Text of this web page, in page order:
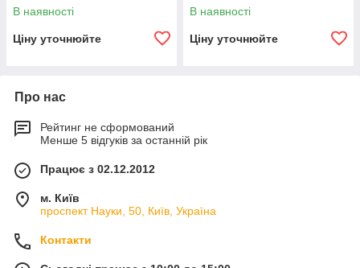
В наявності
Ціну уточнюйте
В наявності
Ціну уточнюйте
Про нас
Рейтинг не сформований
Менше 5 відгуків за останній рік
Працює з 02.12.2012
м. Київ
проспект Науки, 50, Київ, Україна
Контакти